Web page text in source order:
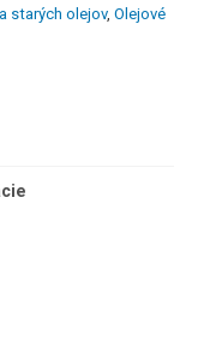
starých olejov, Olejové